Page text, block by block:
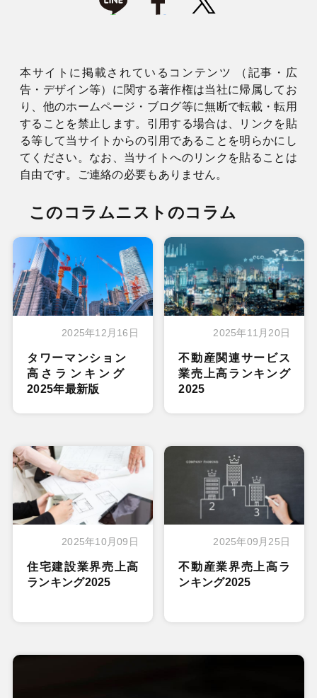
本サイトに掲載されているコンテンツ （記事・広
告・デザイン等）に関する著作権は当社に帰属してお
り、他のホームページ・ブログ等に無断で転載・転用
することを禁止します。引用する場合は、リンクを貼
る等して当サイトからの引用であることを明らかにし
てください。なお、当サイトへのリンクを貼ることは
自由です。ご連絡の必要もありません。
このコラムニストのコラム
2025年12月16日
タワーマンション
高さランキング
2025年最新版
2025年11月20日
不動産関連サービス
業売上高ランキング
2025
2025年10月09日
住宅建設業界売上高
ランキング2025
2025年09月25日
不動産業界売上高ラ
ンキング2025